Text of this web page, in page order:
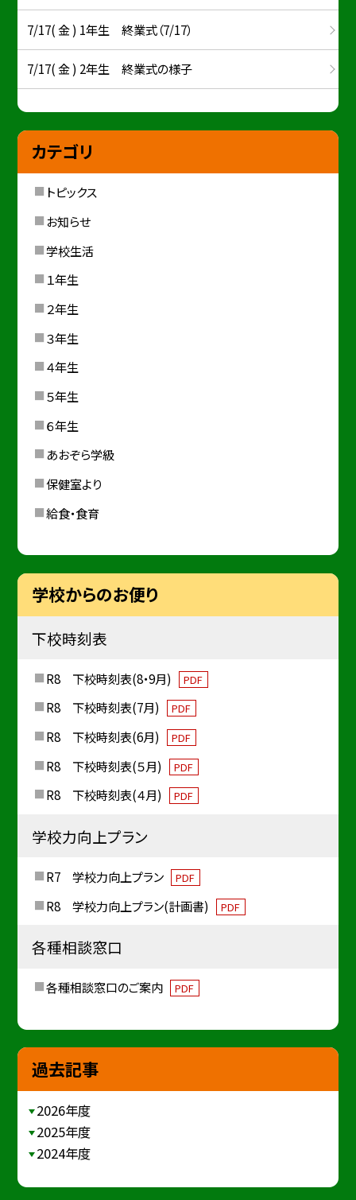
7/17( 金 ) 1年生 終業式（7/17）
7/17( 金 ) 2年生 終業式の様子
カテゴリ
トピックス
お知らせ
学校生活
１年生
２年生
３年生
４年生
５年生
６年生
あおぞら学級
保健室より
給食・食育
学校からのお便り
下校時刻表
R8 下校時刻表(8・9月) PDF
R8 下校時刻表(7月) PDF
R8 下校時刻表(6月) PDF
R8 下校時刻表(５月) PDF
R8 下校時刻表(４月) PDF
学校力向上プラン
R7 学校力向上プラン PDF
R8 学校力向上プラン(計画書) PDF
各種相談窓口
各種相談窓口のご案内 PDF
過去記事
2026年度
2025年度
2024年度